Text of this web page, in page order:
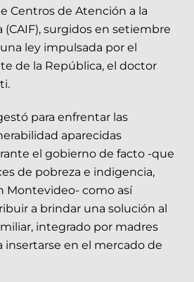
Centros de Atención a la
(CAIF), surgidos en setiembre
ley impulsada por el
de la República, el doctor
para enfrentar las
aparecidas
el gobierno de facto -que
de pobreza e indigencia,
Montevideo- como así
a brindar una solución al
integrado por madres
insertarse en el mercado de